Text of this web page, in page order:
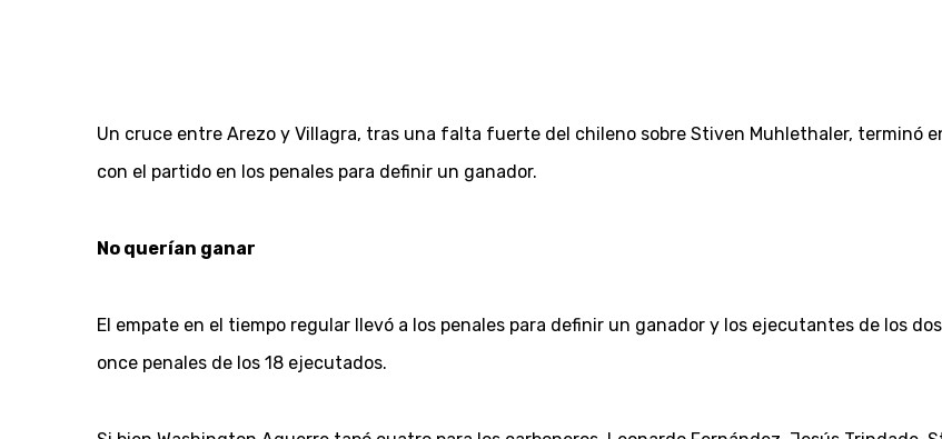
Un cruce entre Arezo y Villagra, tras una falta fuerte del chileno sobre Stiven Muhlethaler, terminó
con el partido en los penales para definir un ganador.
No querían ganar
El empate en el tiempo regular llevó a los penales para definir un ganador y los ejecutantes de los
once penales de los 18 ejecutados.